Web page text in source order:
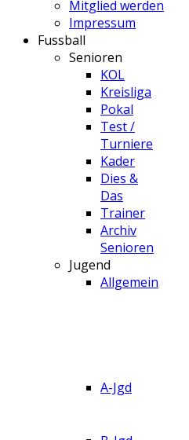
Mitglied werden
Impressum
Fussball
Senioren
KOL
Kreisliga
Pokal
Test /
Turniere
Kader
Dies &
Das
Trainer
Archiv
Senioren
Jugend
Allgemein
A-Jgd